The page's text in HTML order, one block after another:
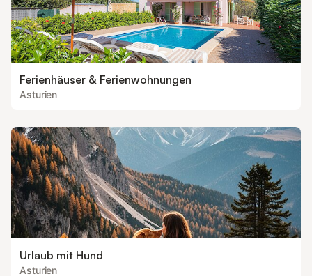
Ferienhäuser & Ferienwohnungen
Asturien
Urlaub mit Hund
Asturien